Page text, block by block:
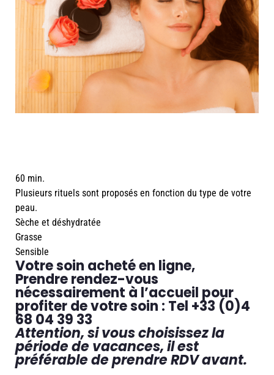
60 min.
Plusieurs rituels sont proposés en fonction du type de votre
peau.
Sèche et déshydratée
Grasse
Sensible
Votre soin acheté en ligne,
Prendre rendez-vous
nécessairement à l’accueil pour
profiter de votre soin : Tel +33 (0)4
68 04 39 33
Attention, si vous choisissez la
période de vacances, il est
préférable de prendre RDV avant.